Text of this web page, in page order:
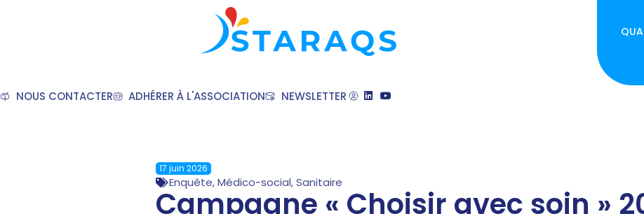
NOUS CONTACTER ADHÉRER À L'ASSOCIATION NEWSLETTER
17 juin 2026
Enquête,Médico-social,Sanitaire
Campagne « Choisir avec soin »